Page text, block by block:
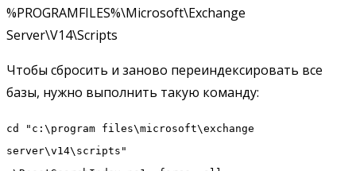
%PROGRAMFILES%\Microsoft\Exchange
Server\V14\Scripts
Чтобы сбросить и заново переиндексировать все
базы, нужно выполнить такую команду:
cd "c:\program files\microsoft\exchange
server\v14\scripts"